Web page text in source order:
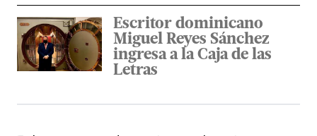
Escritor dominicano
Miguel Reyes Sánchez
ingresa a la Caja de las
Letras